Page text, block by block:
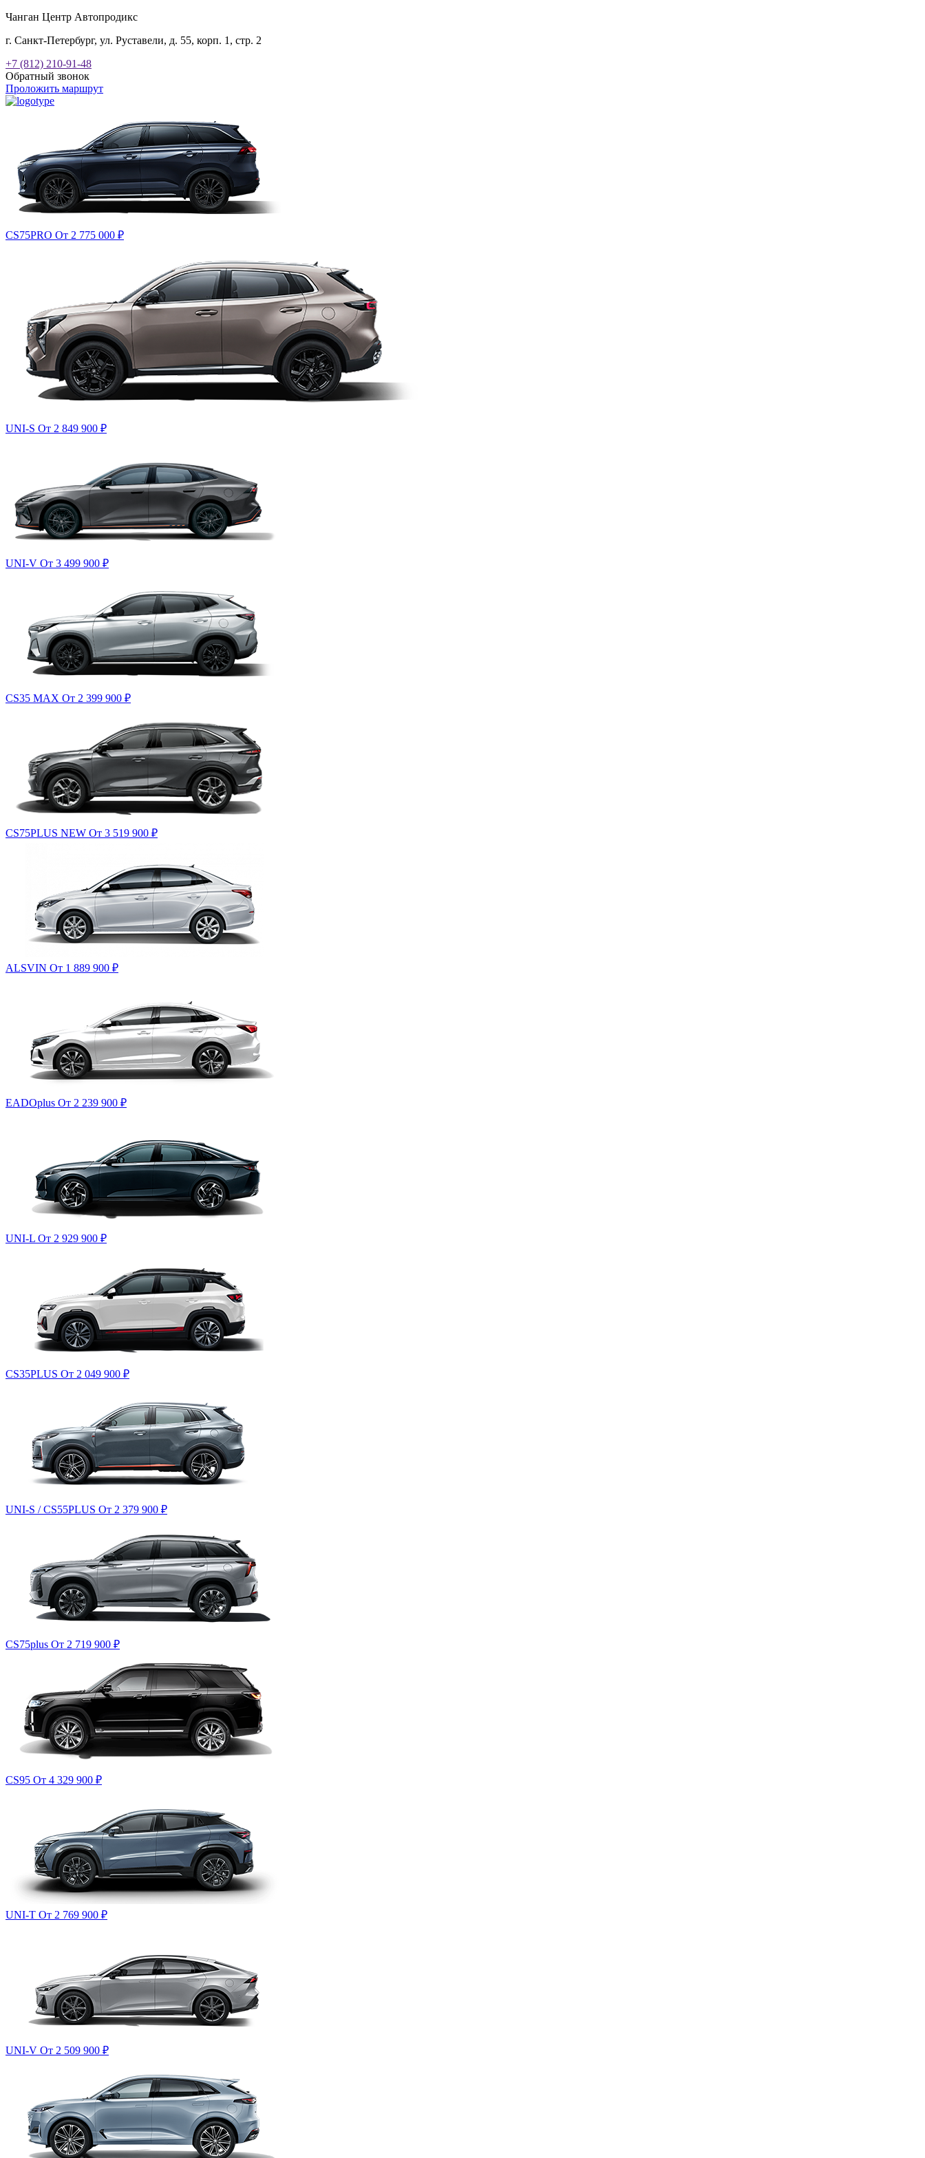
Чанган Центр Автопродикс
г. Санкт-Петербург, ул. Руставели, д. 55, корп. 1, стр. 2
+7 (812) 210-91-48
Обратный звонок
Проложить маршрут
CS75PRO От 2 775 000 ₽
UNI-S От 2 849 900 ₽
UNI-V От 3 499 900 ₽
CS35 MAX От 2 399 900 ₽
CS75PLUS NEW От 3 519 900 ₽
ALSVIN От 1 889 900 ₽
EADOplus От 2 239 900 ₽
UNI-L От 2 929 900 ₽
CS35PLUS От 2 049 900 ₽
UNI-S / CS55PLUS От 2 379 900 ₽
CS75plus От 2 719 900 ₽
CS95 От 4 329 900 ₽
UNI-T От 2 769 900 ₽
UNI-V От 2 509 900 ₽